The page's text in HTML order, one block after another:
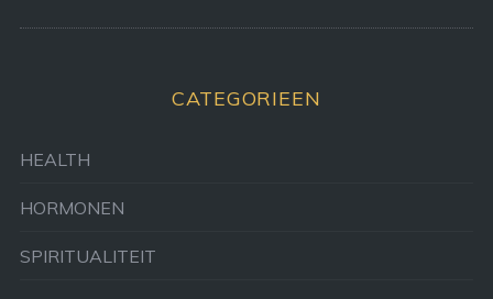
CATEGORIEEN
HEALTH
HORMONEN
SPIRITUALITEIT